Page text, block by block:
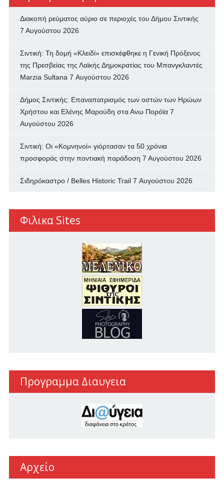
Διακοπή ρεύματος αύριο σε περιοχές του Δήμου Σιντικής
7 Αυγούστου 2026
Σιντική: Τη δομή «Κλειδί» επισκέφθηκε η Γενική Πρόξενος
της Πρεσβείας της Λαϊκής Δημοκρατίας του Μπανγκλαντές
Marzia Sultana 7 Αυγούστου 2026
Δήμος Σιντικής: Επαναπατρισμός των oστών των Ηρώων
Χρήστου και Ελένης Μαρούδη στα Ανω Πορόϊα 7
Αυγούστου 2026
Σιντική: Οι «Κομνηνοί» γιόρτασαν τα 50 χρόνια
προσφοράς στην ποντιακή παράδοση 7 Αυγούστου 2026
Σιδηρόκαστρο / Belles Historic Trail 7 Αυγούστου 2026
Φιλικα Sites
Προγραμμα Διαυγεια
Αρχείο